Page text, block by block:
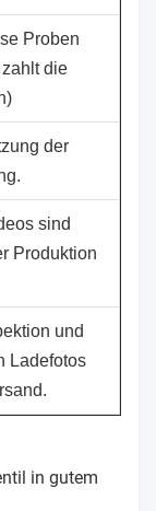
Proben
die
der
sind
Produktion
und
Ladefotos
in gutem